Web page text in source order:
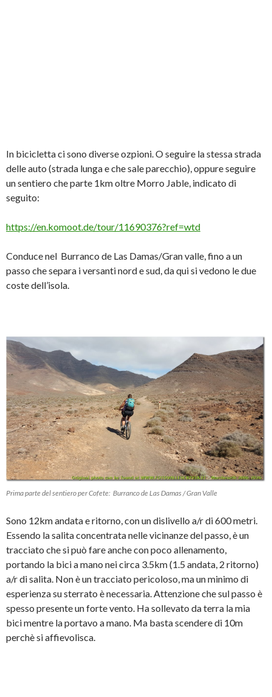
In bicicletta ci sono diverse ozpioni. O seguire la stessa strada
delle auto (strada lunga e che sale parecchio), oppure seguire
un sentiero che parte 1km oltre Morro Jable, indicato di
seguito:
https://en.komoot.de/tour/11690376?ref=wtd
Conduce nel Burranco de Las Damas/Gran valle, fino a un
passo che separa i versanti nord e sud, da qui si vedono le due
coste dell’isola.
Prima parte del sentiero per Cofete: Burranco de Las Damas / Gran Valle
Sono 12km andata e ritorno, con un dislivello a/r di 600 metri.
Essendo la salita concentrata nelle vicinanze del passo, è un
tracciato che si può fare anche con poco allenamento,
portando la bici a mano nei circa 3.5km (1.5 andata, 2 ritorno)
a/r di salita. Non è un tracciato pericoloso, ma un minimo di
esperienza su sterrato è necessaria. Attenzione che sul passo è
spesso presente un forte vento. Ha sollevato da terra la mia
bici mentre la portavo a mano. Ma basta scendere di 10m
perchè si affievolisca.